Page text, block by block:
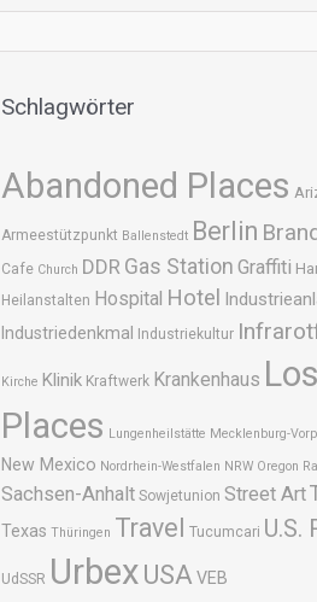
Schlagwörter
Abandoned Places
Armeestützpunkt Ballenstedt Berlin
Cafe Church DDR Gas Station Graffiti
Heilanstalten Hospital Hotel
Industriedenkmal Industriekultur
Kirche Klinik Kraftwerk Krankenhaus
Places Lungenheilstätte Mecklenburg-
New Mexico Nordrhein-Westfalen NRW Oregon
Sachsen-Anhalt Sowjetunion Street Art
Texas Thüringen Travel Tucumcari U.S.
UdSSR Urbex USA VEB